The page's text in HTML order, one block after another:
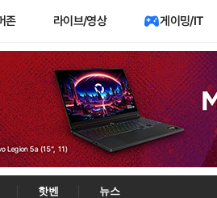
존 라이브/영상 게이밍/IT
핫벤
뉴스